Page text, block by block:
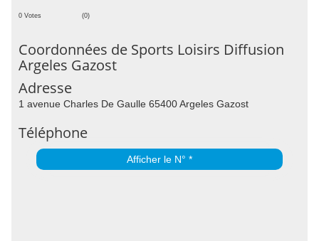
0 Votes (0)
Coordonnées de Sports Loisirs Diffusion
Argeles Gazost
Adresse
1 avenue Charles De Gaulle 65400 Argeles Gazost
Téléphone
Afficher le N° *